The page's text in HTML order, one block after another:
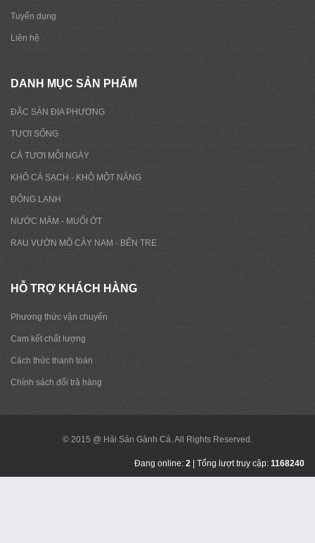
Tuyển dụng
Liên hệ
DANH MỤC SẢN PHẨM
ĐẶC SẢN ĐỊA PHƯƠNG
TƯƠI SỐNG
CÁ TƯƠI MỖI NGÀY
KHÔ CÁ SẠCH - KHÔ MỘT NẮNG
ĐÔNG LẠNH
NƯỚC MẮM - MUỐI ỚT
RAU VƯỜN MÕ CÀY NAM - BẾN TRE
HỖ TRỢ KHÁCH HÀNG
Phương thức vận chuyển
Cam kết chất lượng
Cách thức thanh toán
Chính sách đổi trả hàng
© 2015 @ Hải Sản Gành Cá. All Rights Reserved.
Đang online: 2 | Tổng lượt truy cập: 1168240